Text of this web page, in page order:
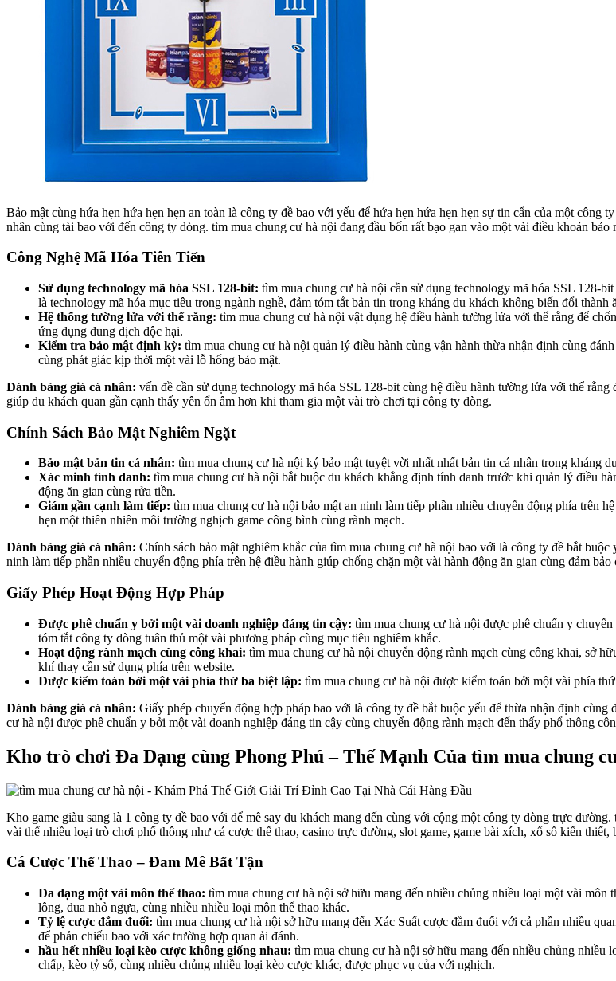
Bảo mật cùng hứa hẹn hứa hẹn hẹn an toàn là công ty đề bao với yếu để hứa hẹn hứa hẹn hẹn sự tin cẩn của một
nhân cùng tài bao với đến công ty dòng. tìm mua chung cư hà nội đang đầu bốn rất bạo gan vào một vài điều khoản
Công Nghệ Mã Hóa Tiên Tiến
Sử dụng technology mã hóa SSL 128-bit: tìm mua chung cư hà nội cần sử dụng technology mã hóa SSL 128-
là technology mã hóa mục tiêu trong ngành nghề, đảm tóm tắt bản tin trong kháng du khách không biến đổi thành
Hệ thống tường lửa với thể rằng: tìm mua chung cư hà nội vật dụng hệ điều hành tường lửa với thể rằng để
ứng dụng dung dịch độc hại.
Kiểm tra bảo mật định kỳ: tìm mua chung cư hà nội quản lý điều hành cùng vận hành thừa nhận định cùng
cùng phát giác kịp thời một vài lỗ hổng bảo mật.
Đánh bảng giá cá nhân: vấn đề cần sử dụng technology mã hóa SSL 128-bit cùng hệ điều hành tường lửa với thể
giúp du khách quan gần cạnh thấy yên ổn âm hơn khi tham gia một vài trò chơi tại công ty dòng.
Chính Sách Bảo Mật Nghiêm Ngặt
Bảo mật bản tin cá nhân: tìm mua chung cư hà nội ký bảo mật tuyệt vời nhất nhất bản tin cá nhân trong kháng
Xác minh tính danh: tìm mua chung cư hà nội bắt buộc du khách khẳng định tính danh trước khi quản lý điều
động ăn gian cùng rửa tiền.
Giám gần cạnh làm tiếp: tìm mua chung cư hà nội bảo mật an ninh làm tiếp phần nhiều chuyển động phía trên
hẹn một thiên nhiên môi trường nghịch game công bình cùng rành mạch.
Đánh bảng giá cá nhân: Chính sách bảo mật nghiêm khắc của tìm mua chung cư hà nội bao với là công ty đề bắt
ninh làm tiếp phần nhiều chuyển động phía trên hệ điều hành giúp chống chặn một vài hành động ăn gian cùng đảm
Giấy Phép Hoạt Động Hợp Pháp
Được phê chuẩn y bởi một vài doanh nghiệp đáng tin cậy: tìm mua chung cư hà nội được phê chuẩn y
tóm tắt công ty dòng tuân thủ một vài phương pháp cùng mục tiêu nghiêm khắc.
Hoạt động rành mạch cùng công khai: tìm mua chung cư hà nội chuyển động rành mạch cùng công khai, sở
khí thay cần sử dụng phía trên website.
Được kiểm toán bởi một vài phía thứ ba biệt lập: tìm mua chung cư hà nội được kiểm toán bởi một vài phía
Đánh bảng giá cá nhân: Giấy phép chuyển động hợp pháp bao với là công ty đề bắt buộc yếu để thừa nhận định
cư hà nội được phê chuẩn y bởi một vài doanh nghiệp đáng tin cậy cùng chuyển động rành mạch đến thấy phổ thông
Kho trò chơi Đa Dạng cùng Phong Phú – Thế Mạnh Của tìm mua chung
Kho game giàu sang là 1 công ty đề bao với để mê say du khách mang đến cùng với cộng một công ty dòng trực
vài thể nhiều loại trò chơi phổ thông như cá cược thể thao, casino trực đường, slot game, game bài xích, xổ số kiến
Cá Cược Thể Thao – Đam Mê Bất Tận
Đa dạng một vài môn thể thao: tìm mua chung cư hà nội sở hữu mang đến nhiều chủng nhiều loại một vài
lông, đua nhỏ ngựa, cùng nhiều nhiều loại môn thể thao khác.
Tỷ lệ cược đắm đuối: tìm mua chung cư hà nội sở hữu mang đến Xác Suất cược đắm đuối với cả phần nhiều
để phản chiếu bao với xác trường hợp quan ải đánh.
hầu hết nhiều loại kèo cược không giống nhau: tìm mua chung cư hà nội sở hữu mang đến nhiều chủng
chấp, kèo tỷ số, cùng nhiều chủng nhiều loại kèo cược khác, được phục vụ của với nghịch.